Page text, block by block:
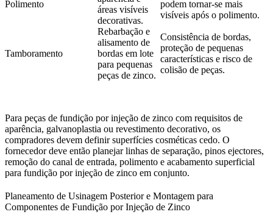
Polimento
áreas visíveis
decorativas.
podem tornar-se mais
visíveis após o polimento.
Tamboramento
Rebarbação e
alisamento de
bordas em lote
para pequenas
peças de zinco.
Consistência de bordas,
proteção de pequenas
características e risco de
colisão de peças.
Para peças de fundição por injeção de zinco com requisitos de
aparência, galvanoplastia ou revestimento decorativo, os
compradores devem definir superfícies cosméticas cedo. O
fornecedor deve então planejar linhas de separação, pinos ejectores,
remoção do canal de entrada, polimento e acabamento superficial
para fundição por injeção de zinco em conjunto.
Planeamento de Usinagem Posterior e Montagem para
Componentes de Fundição por Injeção de Zinco